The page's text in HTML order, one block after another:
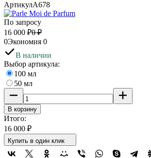
АртикулA678
По запросу
16 000 ₽0 ₽
0Экономия 0
В наличии
Выбор артикула:
100 мл
50 мл
В корзину
Итого:
16 000 ₽
Купить в один клик